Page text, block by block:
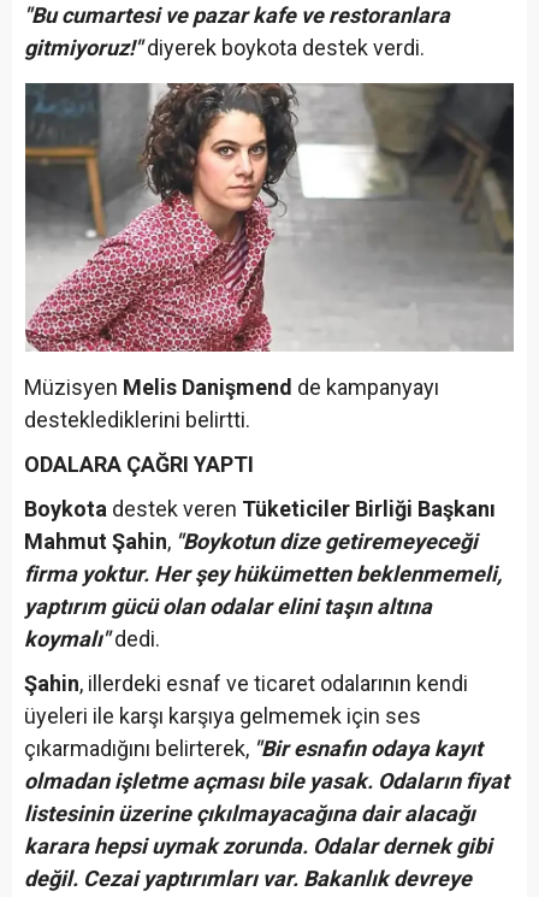
"Bu cumartesi ve pazar kafe ve restoranlara
gitmiyoruz!"diyerek boykota destek verdi.
Müzisyen Melis Danişmend de kampanyayı
desteklediklerini belirtti.
ODALARA ÇAĞRI YAPTI
Boykota destek veren Tüketiciler Birliği Başkanı
Mahmut Şahin, "Boykotun dize getiremeyeceği
firma yoktur. Her şey hükümetten beklenmemeli,
yaptırım gücü olan odalar elini taşın altına
koymalı"dedi.
Şahin, illerdeki esnaf ve ticaret odalarının kendi
üyeleri ile karşı karşıya gelmemek için ses
çıkarmadığını belirterek, "Bir esnafın odaya kayıt
olmadan işletme açması bile yasak. Odaların fiyat
listesinin üzerine çıkılmayacağına dair alacağı
karara hepsi uymak zorunda. Odalar dernek gibi
değil. Cezai yaptırımları var. Bakanlık devreye